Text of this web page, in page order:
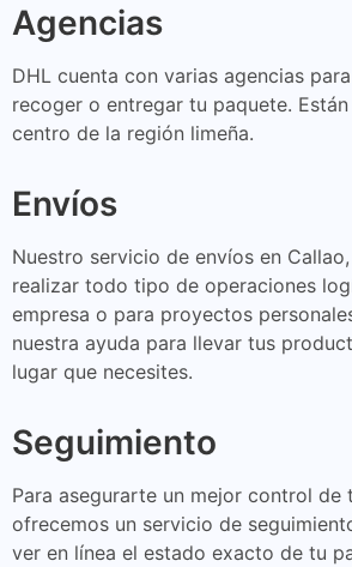
Agencias
DHL cuenta con varias agencias
recoger o entregar tu paquete.
centro de la región limeña.
Envíos
Nuestro servicio de envíos en
realizar todo tipo de operaciones
empresa o para proyectos
nuestra ayuda para llevar tus
lugar que necesites.
Seguimiento
Para asegurarte un mejor control de
ofrecemos un servicio de
ver en línea el estado exacto de tu